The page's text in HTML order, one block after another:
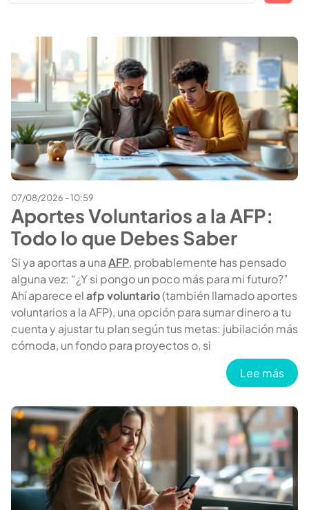
07/08/2026 - 10:59
Aportes Voluntarios a la AFP:
Todo lo que Debes Saber
Si ya aportas a unaAFP, probablemente has pensado
alguna vez: “¿Y si pongo un poco más para mi futuro?”
Ahí aparece elafp voluntario(también llamado aportes
voluntarios a la AFP), una opción para sumar dinero a tu
cuenta y ajustar tu plan según tus metas: jubilación más
cómoda, un fondo para proyectos o, si
Lee más